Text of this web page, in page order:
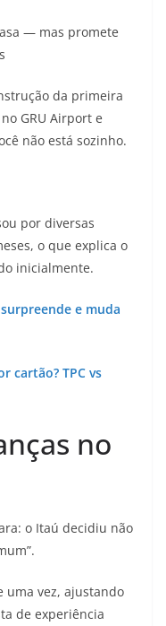
— mas promete
da primeira
GRU Airport e
não está sozinho.
por diversas
o que explica o
inicialmente.
e muda
cartão? TPC vs
no
o Itaú decidiu não
uma vez, ajustando
de experiência